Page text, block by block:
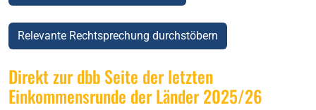
Relevante Rechtsprechung durchstöbern
Direkt zur dbb Seite der letzten
Einkommensrunde der Länder 2025/26